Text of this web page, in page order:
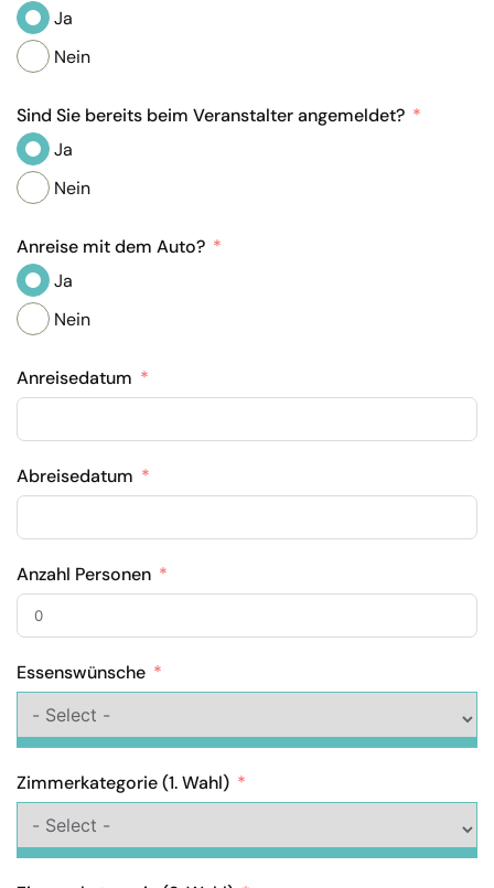
Ja
Nein
Sind Sie bereits beim Veranstalter angemeldet?
Ja
Nein
Anreise mit dem Auto?
Ja
Nein
Anreisedatum
Abreisedatum
Anzahl Personen
Essenswünsche
Zimmerkategorie (1. Wahl)